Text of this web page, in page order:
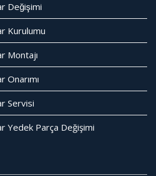
Değişimi
Kurulumu
Montajı
Servisi
Yedek Parça Değişimi